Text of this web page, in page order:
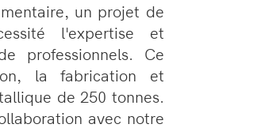
un projet de
l'expertise et
professionnels. Ce
la fabrication et
de 250 tonnes.
avec notre